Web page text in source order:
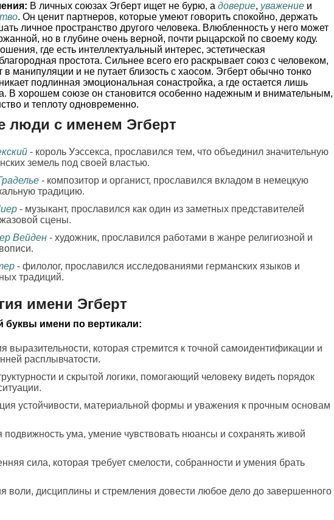
В личных союзах Эгберт ищет не бурю, а доверие, уважение и
. Он ценит партнеров, которые умеют говорить спокойно, держать
личное пространство другого человека. Влюбленность у него может
но в глубине очень верной, почти рыцарской по своему коду.
где есть интеллектуальный интерес, эстетическая
простота. Сильнее всего его раскрывает союз с человеком,
в манипуляции и не путает близость с хаосом. Эгберт обычно тонко
подлинная эмоциональная сонастройка, а где остается лишь
В хорошем союзе он становится особенно надежным и внимательным,
и теплоту одновременно.
люди с именем Эгберт
- король Уэссекса, прославился тем, что объединил значительную
земель под своей властью.
- композитор и органист, прославился вкладом в немецкую
традицию.
- музыкант, прославился как один из заметных представителей
сцены.
Вейден - художник, прославился работами в жанре религиозной и
- филолог, прославился исследованиями германских языков и
традиций.
имени Эгберт
буквы имени по вертикали:
выразительности, которая стремится к точной самоидентификации и
расплывчатости.
и скрытой логики, помогающий человеку видеть порядок
устойчивости, материальной формы и уважения к прочным основам
подвижность ума, умение чувствовать нюансы и сохранять живой
сила, которая требует смелости, собранности и умения брать
воли, дисциплины и стремления довести любое дело до завершенного